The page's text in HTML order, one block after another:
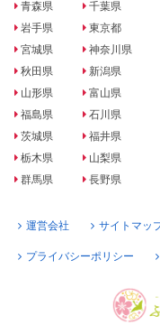
青森県
岩手県
宮城県
秋田県
山形県
福島県
茨城県
栃木県
群馬県
千葉県
東京都
神奈川県
新潟県
富山県
石川県
福井県
山梨県
長野県
運営会社 サイトマッ
プライバシーポリシー